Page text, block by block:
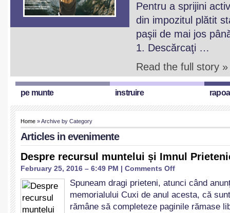
Pentru a sprijini
din impozitul plătit
paşii de mai jos
1. Descărcaţi …
Read the full story »
pe munte instruire
Home » Archive by Category
Articles in evenimente
Despre recursul muntelui și Imnul
February 25, 2016 – 6:49 PM | Comments Offon
recursul
muntelui
și
Spuneam dragi prieteni, atunci când
memorialului Cuxi de anul acesta, că
rămâne să completeze paginile rămase